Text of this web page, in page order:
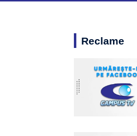
Reclame